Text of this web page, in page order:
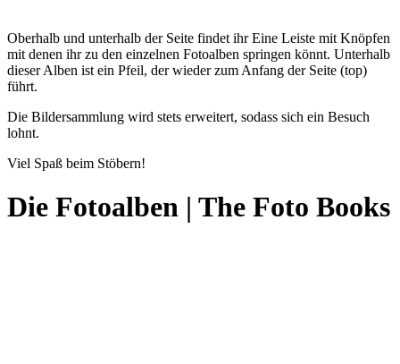
Oberhalb und unterhalb der Seite findet ihr Eine Leiste mit Knöpfen
mit denen ihr zu den einzelnen Fotoalben springen könnt. Unterhalb
dieser Alben ist ein Pfeil, der wieder zum Anfang der Seite (top)
führt.
Die Bildersammlung wird stets erweitert, sodass sich ein Besuch
lohnt.
Viel Spaß beim Stöbern!
Die Fotoalben | The Foto Books